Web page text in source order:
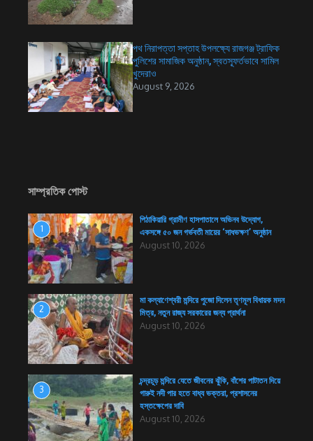
পথ নিরাপত্তা সপ্তাহ উপলক্ষ্যে রাজগঞ্জ ট্রাফিক
পুলিশের সামাজিক অনুষ্ঠান, স্বতস্ফূর্তভাবে সামিল
খুদেরাও
August 9, 2026
সাম্প্রতিক পোস্ট
1
পিঠাকিয়ারি গ্রামীণ হাসপাতালে অভিনব উদ্যোগ,
একসঙ্গে ৫০ জন গর্ভবতী মায়ের ‘সাধভক্ষণ’ অনুষ্ঠান
August 10, 2026
2
মা কল্যাণেশ্বরী মন্দিরে পুজো দিলেন তৃণমূল বিধায়ক মদন
মিত্র, নতুন রাজ্য সরকারের জন্য প্রার্থনা
August 10, 2026
3
চন্দ্রচূড় মন্দিরে যেতে জীবনের ঝুঁকি, বাঁশের পাটাতন দিয়ে
গারুই নদী পার হতে বাধ্য ভক্তরা, প্রশাসনের
হস্তক্ষেপের দাবি
August 10, 2026